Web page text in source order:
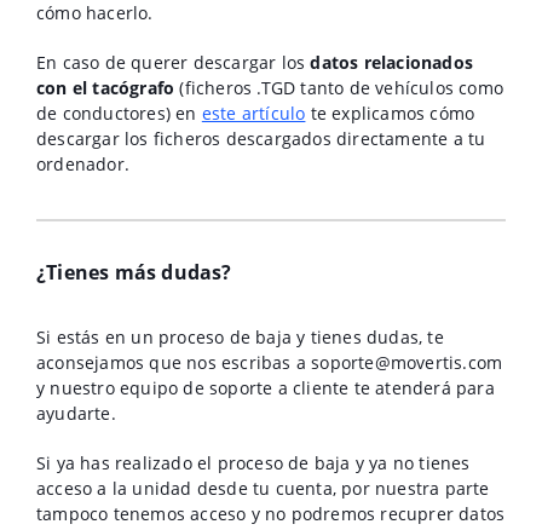
cómo hacerlo.
En caso de querer descargar losdatos relacionados
con el tacógrafo (ficheros .TGD tanto de vehículos como
de conductores) en este artículo te explicamos cómo
descargar los ficheros descargados directamente a tu
ordenador.
¿Tienes más dudas?
Si estás en un proceso de baja y tienes dudas, te
aconsejamos que nos escribas a soporte@movertis.com
y nuestro equipo de soporte a cliente te atenderá para
ayudarte.
Si ya has realizado el proceso de baja y ya no tienes
acceso a la unidad desde tu cuenta, por nuestra parte
tampoco tenemos acceso y no podremos recuprer datos